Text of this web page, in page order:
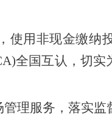
使用非现金缴纳
全国互认，切实
理服务，落实